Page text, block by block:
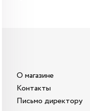
О магазине
Контакты
Письмо директору